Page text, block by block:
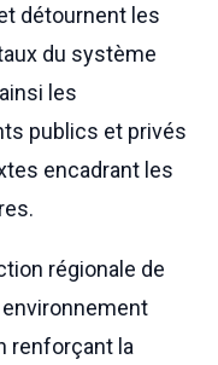
détournent les
du système
les
publics et privés
encadrant les
régionale de
environnement
renforçant la